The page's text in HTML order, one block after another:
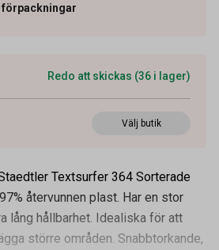
förpackningar
Redo att skickas (36 i lager)
Välj butik
Textsurfer 364 Sorterade
återvunnen plast. Har en stor
lång hållbarhet. Idealiska för att
större områden. Snabbtorkande,